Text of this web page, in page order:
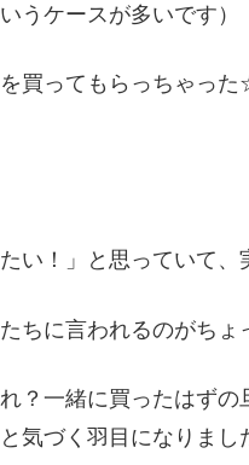
うケースが多いです）
買ってもらっちゃっ
い！」と思っていて、
ちに言われるのがちょ
？一緒に買ったはず
気づく羽目になりまし